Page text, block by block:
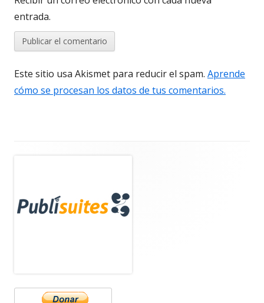
entrada.
Este sitio usa Akismet para reducir el spam. Aprende
cómo se procesan los datos de tus comentarios.
lateral
principal